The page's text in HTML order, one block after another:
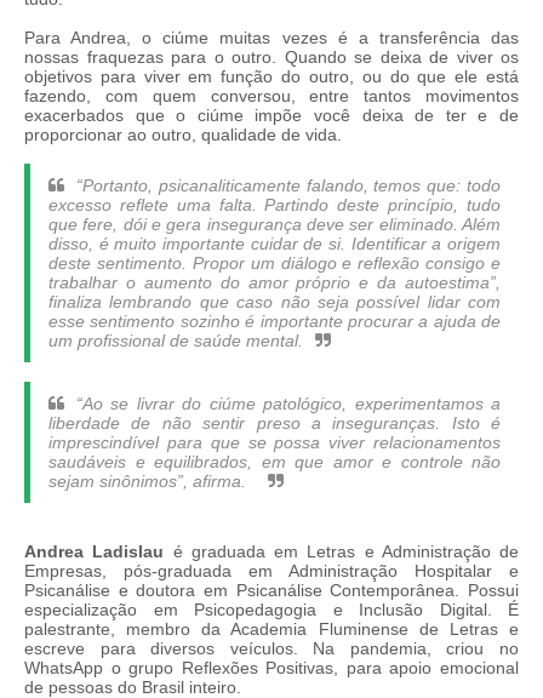
Para Andrea, o ciúme muitas vezes é a transferência das
nossas fraquezas para o outro. Quando se deixa de viver os
objetivos para viver em função do outro, ou do que ele está
fazendo, com quem conversou, entre tantos movimentos
exacerbados que o ciúme impõe você deixa de ter e de
proporcionar ao outro, qualidade de vida.
“Portanto, psicanaliticamente falando, temos que: todo
excesso reflete uma falta. Partindo deste princípio, tudo
que fere, dói e gera insegurança deve ser eliminado. Além
disso, é muito importante cuidar de si. Identificar a origem
deste sentimento. Propor um diálogo e reflexão consigo e
trabalhar o aumento do amor próprio e da autoestima”,
finaliza lembrando que caso não seja possível lidar com
esse sentimento sozinho é importante procurar a ajuda de
um profissional de saúde mental.
“Ao se livrar do ciúme patológico, experimentamos a
liberdade de não sentir preso a inseguranças. Isto é
imprescindível para que se possa viver relacionamentos
saudáveis e equilibrados, em que amor e controle não
sejam sinônimos”, afirma.
Andrea Ladislau é graduada em Letras e Administração de
Empresas, pós-graduada em Administração Hospitalar e
Psicanálise e doutora em Psicanálise Contemporânea. Possui
especialização em Psicopedagogia e Inclusão Digital. É
palestrante, membro da Academia Fluminense de Letras e
escreve para diversos veículos. Na pandemia, criou no
WhatsApp o grupo Reflexões Positivas, para apoio emocional
de pessoas do Brasil inteiro.